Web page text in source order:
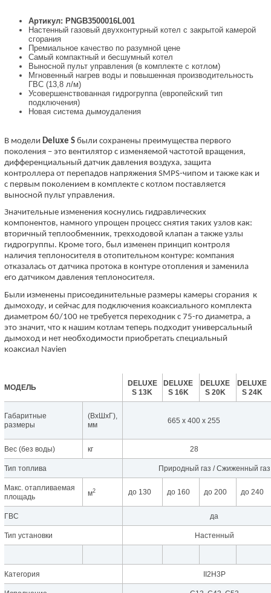
Артикул: PNGB3500016L001
Настенный газовый двухконтурный котел с закрытой камерой
сгорания
Премиальное качество по разумной цене
Самый компактный и бесшумный котел
Выносной пульт управления (в комплекте с котлом)
Мгновенный нагрев воды и повышенная производительность
ГВС (13,8 л/м)
Усовершенствованная гидрогруппа (европейский тип
подключения)
Новая система дымоудаления
В модели Deluxe Sбыли сохранены преимущества первого
поколения – это вентилятор с изменяемой частотой вращения,
дифференциальный датчик давления воздуха, защита
контроллера от перепадов напряжения SMPS-чипом и также как и
с первым поколением в комплекте с котлом поставляется
выносной пульт управления.
Значительные изменения коснулись гидравлических
компонентов, намного упрощен процесс снятия таких узлов как:
вторичный теплообменник, трехходовой клапан а также узлы
гидрогруппы. Кроме того, был изменен принцип контроля
наличия теплоносителя в отопительном контуре: компания
отказалась от датчика протока в контуре отопления и заменила
его датчиком давления теплоносителя.
Были изменены присоединительные размеры камеры сгорания к
дымоходу, и сейчас для подключения коаксиального комплекта
диаметром 60/100 не требуется переходник с 75-го диаметра, а
это значит, что к нашим котлам теперь подходит универсальный
дымоход и нет необходимости приобретать специальный
коаксиал Navien
МОДЕЛЬ
DELUXE
S 13K
DELUXE
S 16K
DELUXE
S 20K
DELUXE
S 24K
Габаритные
размеры
(ВхШхГ),
мм
665 х 400 х 255
Вес (без воды) кг 28
Тип топлива Природный газ / Сжиженный газ
Макс. отапливаемая
площадь
м2 до 130 до 160 до 200 до 240
ГВС да
Тип установки Настенный
Категория II2H3P